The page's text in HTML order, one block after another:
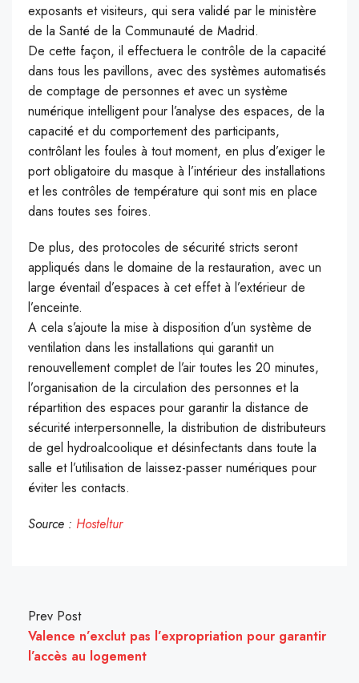
exposants et visiteurs, qui sera validé par le ministère
de la Santé de la Communauté de Madrid.
De cette façon, il effectuera le contrôle de la capacité
dans tous les pavillons, avec des systèmes automatisés
de comptage de personnes et avec un système
numérique intelligent pour l’analyse des espaces, de la
capacité et du comportement des participants,
contrôlant les foules à tout moment, en plus d’exiger le
port obligatoire du masque à l’intérieur des installations
et les contrôles de température qui sont mis en place
dans toutes ses foires.
De plus, des protocoles de sécurité stricts seront
appliqués dans le domaine de la restauration, avec un
large éventail d’espaces à cet effet à l’extérieur de
l’enceinte.
A cela s’ajoute la mise à disposition d’un système de
ventilation dans les installations qui garantit un
renouvellement complet de l’air toutes les 20 minutes,
l’organisation de la circulation des personnes et la
répartition des espaces pour garantir la distance de
sécurité interpersonnelle, la distribution de distributeurs
de gel hydroalcoolique et désinfectants dans toute la
salle et l’utilisation de laissez-passer numériques pour
éviter les contacts.
Source : Hosteltur
Prev Post
Valence n’exclut pas l’expropriation pour garantir
l’accès au logement